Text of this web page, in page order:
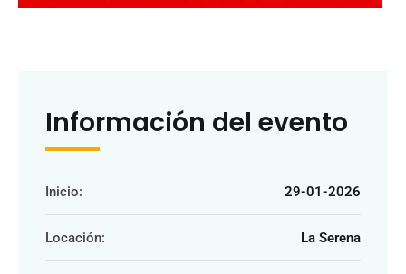
Información del evento
Inicio: 29-01-2026
Locación: La Serena